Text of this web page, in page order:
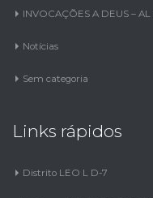
INVOCAÇÕES A DEUS –
Notícias
Sem categoria
Links rápidos
Distrito LEO L D-7